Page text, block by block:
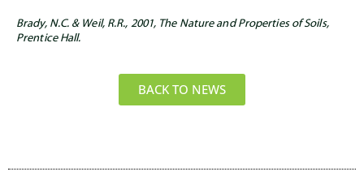
Brady, N.C. & Weil, R.R., 2001, The Nature and Properties of Soils,
Prentice Hall.
BACK TO NEWS